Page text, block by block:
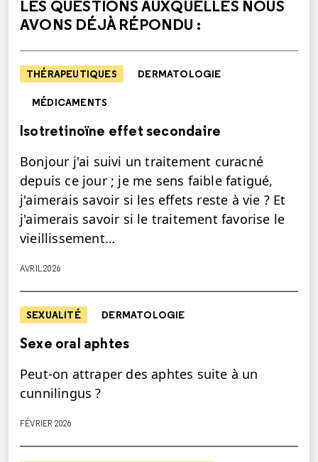
LES QUESTIONS AUXQUELLES NOUS
AVONS DÉJÀ RÉPONDU :
THÉRAPEUTIQUES DERMATOLOGIE
MÉDICAMENTS
Isotretinoïne effet secondaire
Bonjour j'ai suivi un traitement curacné
depuis ce jour ; je me sens faible fatigué,
j'aimerais savoir si les effets reste à vie ? Et
j'aimerais savoir si le traitement favorise le
vieillissement…
AVRIL 2026
SEXUALITÉ DERMATOLOGIE
Sexe oral aphtes
Peut-on attraper des aphtes suite à un
cunnilingus ?
FÉVRIER 2026